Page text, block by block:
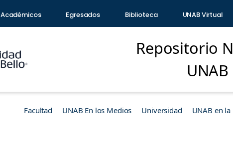
Académicos Egresados Biblioteca UNAB Virtual
Repositorio
UNAB
Facultad UNAB En los Medios Universidad UNAB en